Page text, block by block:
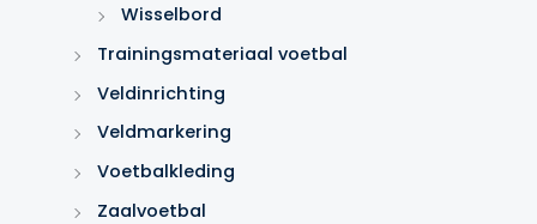
Wisselbord
Trainingsmateriaal voetbal
Veldinrichting
Veldmarkering
Voetbalkleding
Zaalvoetbal